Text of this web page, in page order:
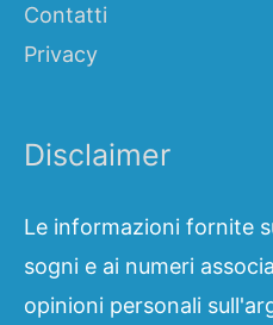
Contatti
Privacy
Disclaimer
Le informazioni fornite
sogni e ai numeri
opinioni personali